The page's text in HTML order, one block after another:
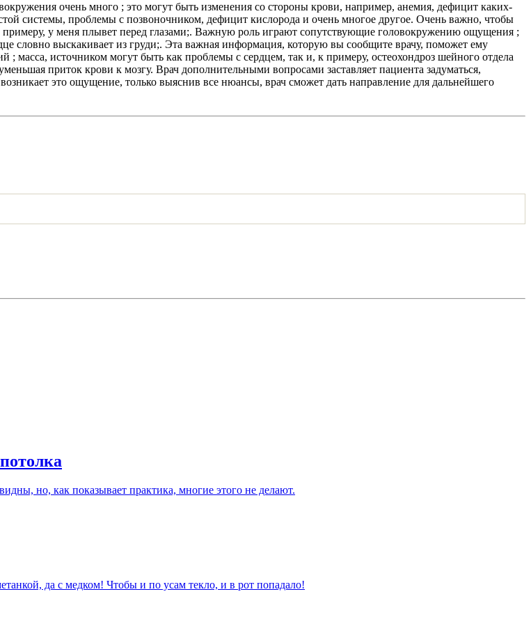
очень много ; это могут быть изменения со стороны крови, например, анемия, дефицит каких-
системы, проблемы с позвоночником, дефицит кислорода и очень многое другое. Очень важно, чтобы
у меня плывет перед глазами;. Важную роль играют сопутствующие головокружению ощущения ;
словно выскакивает из груди;. Эта важная информация, которую вы сообщите врачу, поможет ему
масса, источником могут быть как проблемы с сердцем, так и, к примеру, остеохондроз шейного отдела
приток крови к мозгу. Врач дополнительными вопросами заставляет пациента задуматься,
это ощущение, только выяснив все нюансы, врач сможет дать направление для дальнейшего
но, как показывает практика, многие этого не делают.
да с медком! Чтобы и по усам текло, и в рот попадало!